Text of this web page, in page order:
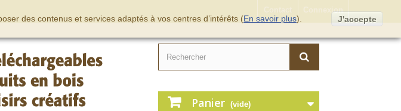
Connexion
Panier (vide)
des contenus et services adaptés à vos centres d’intérêts (En savoir plus). J'accepte